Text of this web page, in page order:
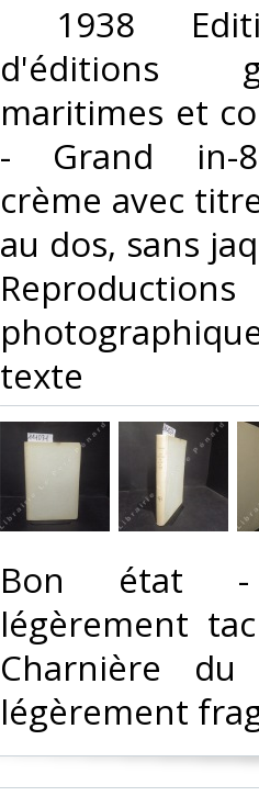
1938
d'éditions
maritimes et
- Grand in-
crème avec
au dos, sans
Reproductions
texte‎
‎Bon état -
légèrement
Charnière
légèrement